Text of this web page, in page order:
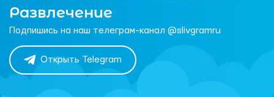
Развлечение
Подпишись на наш телеграм-канал @slivgramru
Открыть Telegram